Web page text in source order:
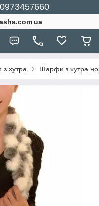
з хутра Шарфи з хутра